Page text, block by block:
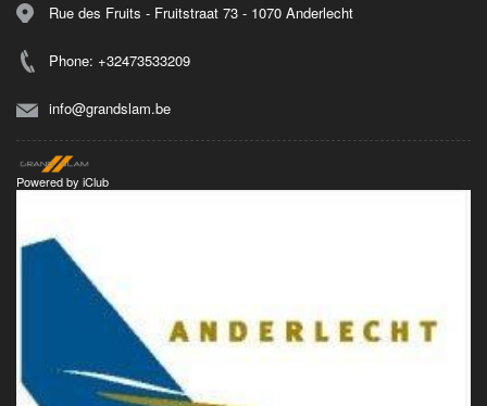
Rue des Fruits - Fruitstraat 73 - 1070 Anderlecht
Phone: +32473533209
info@grandslam.be
Powered by iClub